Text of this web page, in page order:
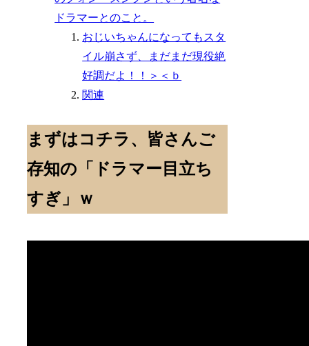
ドラマーとのこと。
おじいちゃんになってもスタ
イル崩さず、まだまだ現役絶
好調だよ！！＞＜ｂ
関連
まずはコチラ、皆さんご
存知の「ドラマー目立ち
すぎ」ｗ